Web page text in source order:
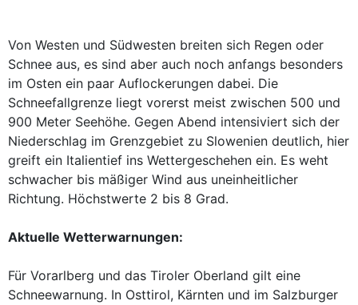
Von Westen und Südwesten breiten sich Regen oder
Schnee aus, es sind aber auch noch anfangs besonders
im Osten ein paar Auflockerungen dabei. Die
Schneefallgrenze liegt vorerst meist zwischen 500 und
900 Meter Seehöhe. Gegen Abend intensiviert sich der
Niederschlag im Grenzgebiet zu Slowenien deutlich, hier
greift ein Italientief ins Wettergeschehen ein. Es weht
schwacher bis mäßiger Wind aus uneinheitlicher
Richtung. Höchstwerte 2 bis 8 Grad.
Aktuelle Wetterwarnungen:
Für Vorarlberg und das Tiroler Oberland gilt eine
Schneewarnung. In Osttirol, Kärnten und im Salzburger